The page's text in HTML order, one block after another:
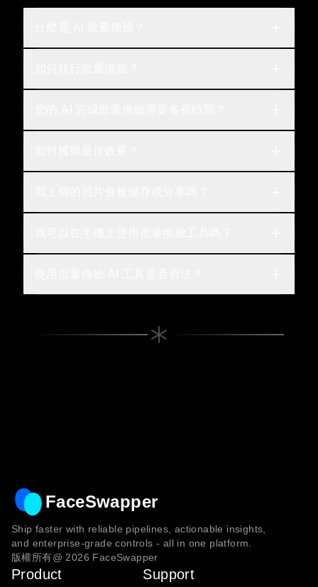
FaceSwapper
Ship faster with reliable pipelines, actionable insights,
and enterprise‑grade controls - all in one platform.
版權所有@ 2026 FaceSwapper
Product Support